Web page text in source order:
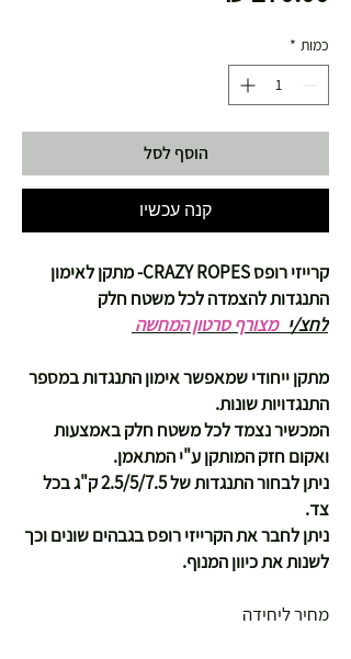
כמות *
הוסף לסל
קנה עכשיו
קרייזי רופס CRAZY ROPES- מתקן לאימון
התנגדות להצמדה לכל משטח חלק
לחצ/ימצורף סרטון המחשה
מתקן ייחודי שמאפשר אימון התנגדות במספר
התנגדויות שונות.
המכשיר נצמד לכל משטח חלק באמצעות
ואקום חזק המותקן ע"י המתאמן.
ניתן לבחור התנגדות של 2.5/5/7.5 ק"ג בכל
צד.
ניתן לחבר את הקרייזי רופס בגבהים שונים וכך
לשנות את כיוון המנוף.
מחיר ליחידה